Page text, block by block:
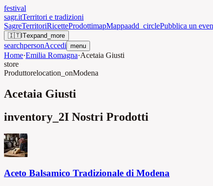
festival
sagr.itTerritori e tradizioni
SagreTerritoriRicetteProdottimapMappaadd_circlePubblica un
🇮🇹ITexpand_more
searchpersonAccedi menu
Home·Emilia Romagna·Acetaia Giusti
store
Produttorelocation_onModena
Acetaia Giusti
inventory_2I Nostri Prodotti
Aceto Balsamico Tradizionale di Modena